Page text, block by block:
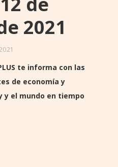
2021
te informa con las
de economía y
y el mundo en tiempo